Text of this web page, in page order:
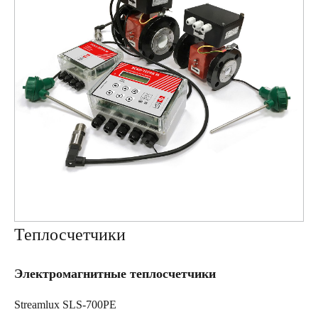
Теплосчетчики
Электромагнитные теплосчетчики
Streamlux SLS-700PE